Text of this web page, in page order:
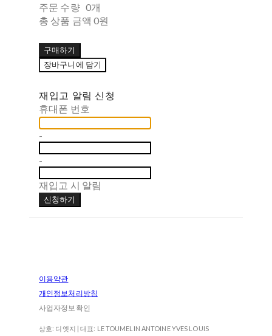
주문 수량 0개
총 상품 금액 0원
구매하기
장바구니에 담기
재입고 알림 신청
휴대폰 번호
-
-
재입고 시 알림
신청하기
이용약관
개인정보처리방침
사업자정보확인
상호: 디엣지 | 대표: LE TOUMELIN ANTOINE YVES LOUIS